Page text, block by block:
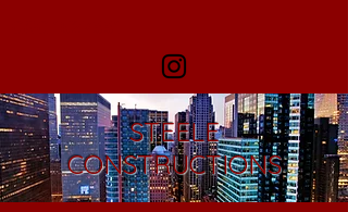
STEELE
CONSTRUCTIONS